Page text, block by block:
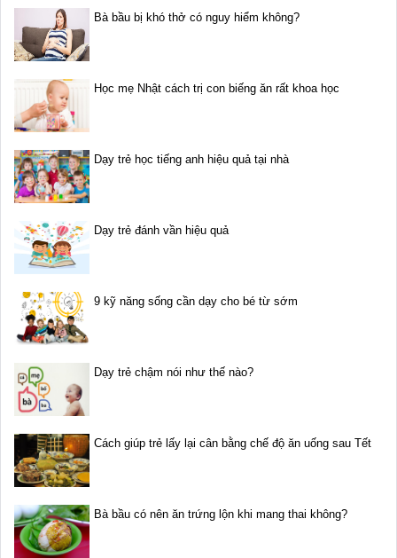
Bà bầu bị khó thở có nguy hiểm không?
Học mẹ Nhật cách trị con biếng ăn rất khoa học
Dạy trẻ học tiếng anh hiệu quả tại nhà
Dạy trẻ đánh vần hiệu quả
9 kỹ năng sống cần dạy cho bé từ sớm
Dạy trẻ chậm nói như thế nào?
Cách giúp trẻ lấy lại cân bằng chế độ ăn uống sau Tết
Bà bầu có nên ăn trứng lộn khi mang thai không?